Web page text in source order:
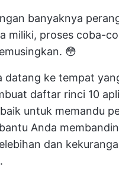
banyaknya
miliki, proses coba-
😳
datang ke tempat
daftar rinci 10
untuk memandu
Anda
dan